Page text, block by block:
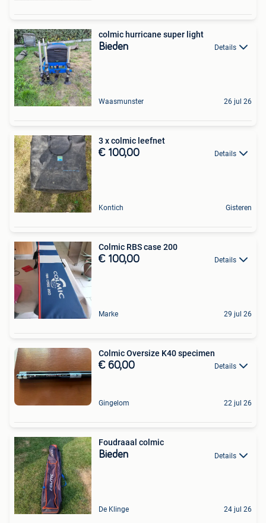
colmic hurricane super light
Bieden Details
Waasmunster 26 jul 26
3 x colmic leefnet
€ 100,00 Details
Kontich Gisteren
Colmic RBS case 200
€ 100,00 Details
Marke 29 jul 26
Colmic Oversize K40 specimen
€ 60,00 Details
Gingelom 22 jul 26
Foudraaal colmic
Bieden Details
De Klinge 24 jul 26